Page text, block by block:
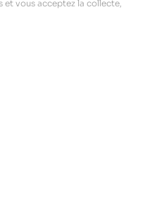
vous acceptez la collecte,